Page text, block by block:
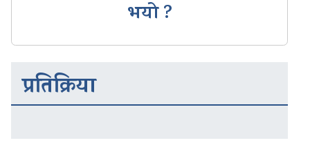
भयो ?
प्रतिक्रिया